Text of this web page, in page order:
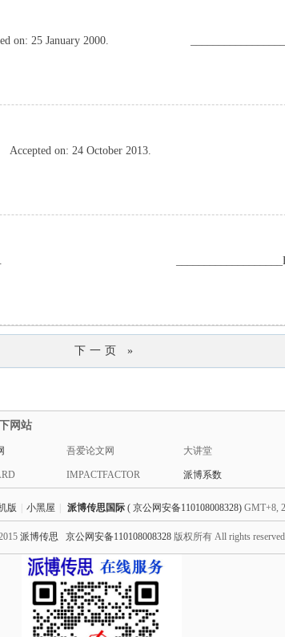
on: 25 January 2000.
Accepted on: 24 October 2013.
下一页 »
网站
吾爱论文网 大讲堂
IMPACTFACTOR 派博系数
版 小黑屋 派博传思国际 ( 京公网安备110108008328) GMT+8,
派博传思 京公网安备110108008328 版权所有 All rights reserved